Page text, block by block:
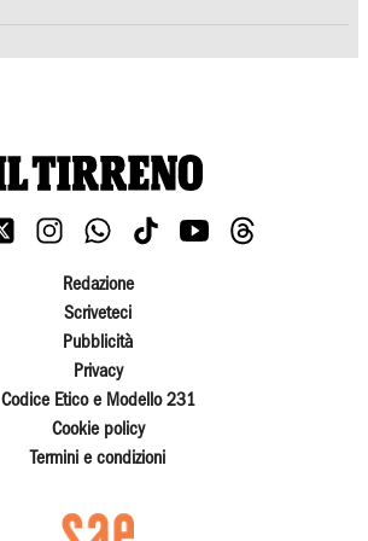
Redazione
Scriveteci
Pubblicità
Privacy
Codice Etico e Modello 231
Cookie policy
Termini e condizioni